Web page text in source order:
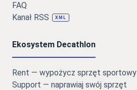
FAQ
Kanał RSS
XML
Ekosystem Decathlon
Rent — wypożycz sprzęt sportowy
Support — naprawiaj swój sprzęt